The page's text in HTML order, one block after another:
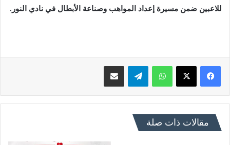
للاعبين ضمن مسيرة إعداد المواهب وصناعة الأبطال في نادي النور.
فيسبوك X واتساب تيلقرام
مقالات ذات صلة